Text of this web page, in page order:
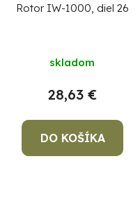
Rotor IW-1000, diel 26
skladom
28,63 €
DO KOŠÍKA